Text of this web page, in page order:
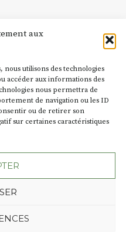
aux
utilisons des technologies
accéder aux informations des
nous permettra de
de navigation ou les ID
ou de retirer son
sur certaines caractéristiques
de Strada
légales